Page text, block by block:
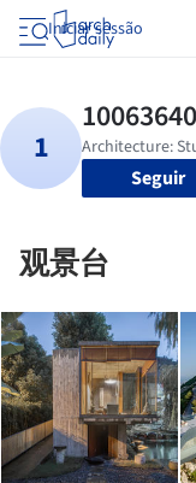
Iniciar sessão
Seguir
观景台